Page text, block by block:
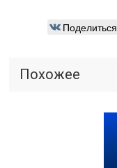
Поделиться
Похожее